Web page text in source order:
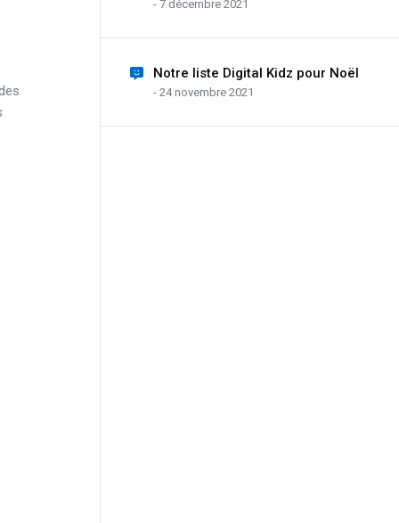
- 7 décembre 2021
Notre liste Digital Kidz pour Noël
- 24 novembre 2021